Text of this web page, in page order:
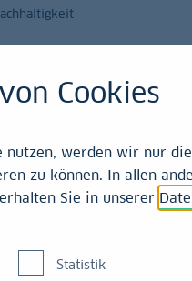
zu
Cookies
nutzen, werden wir nur
zu können. In allen
Sie in unserer
Statistik